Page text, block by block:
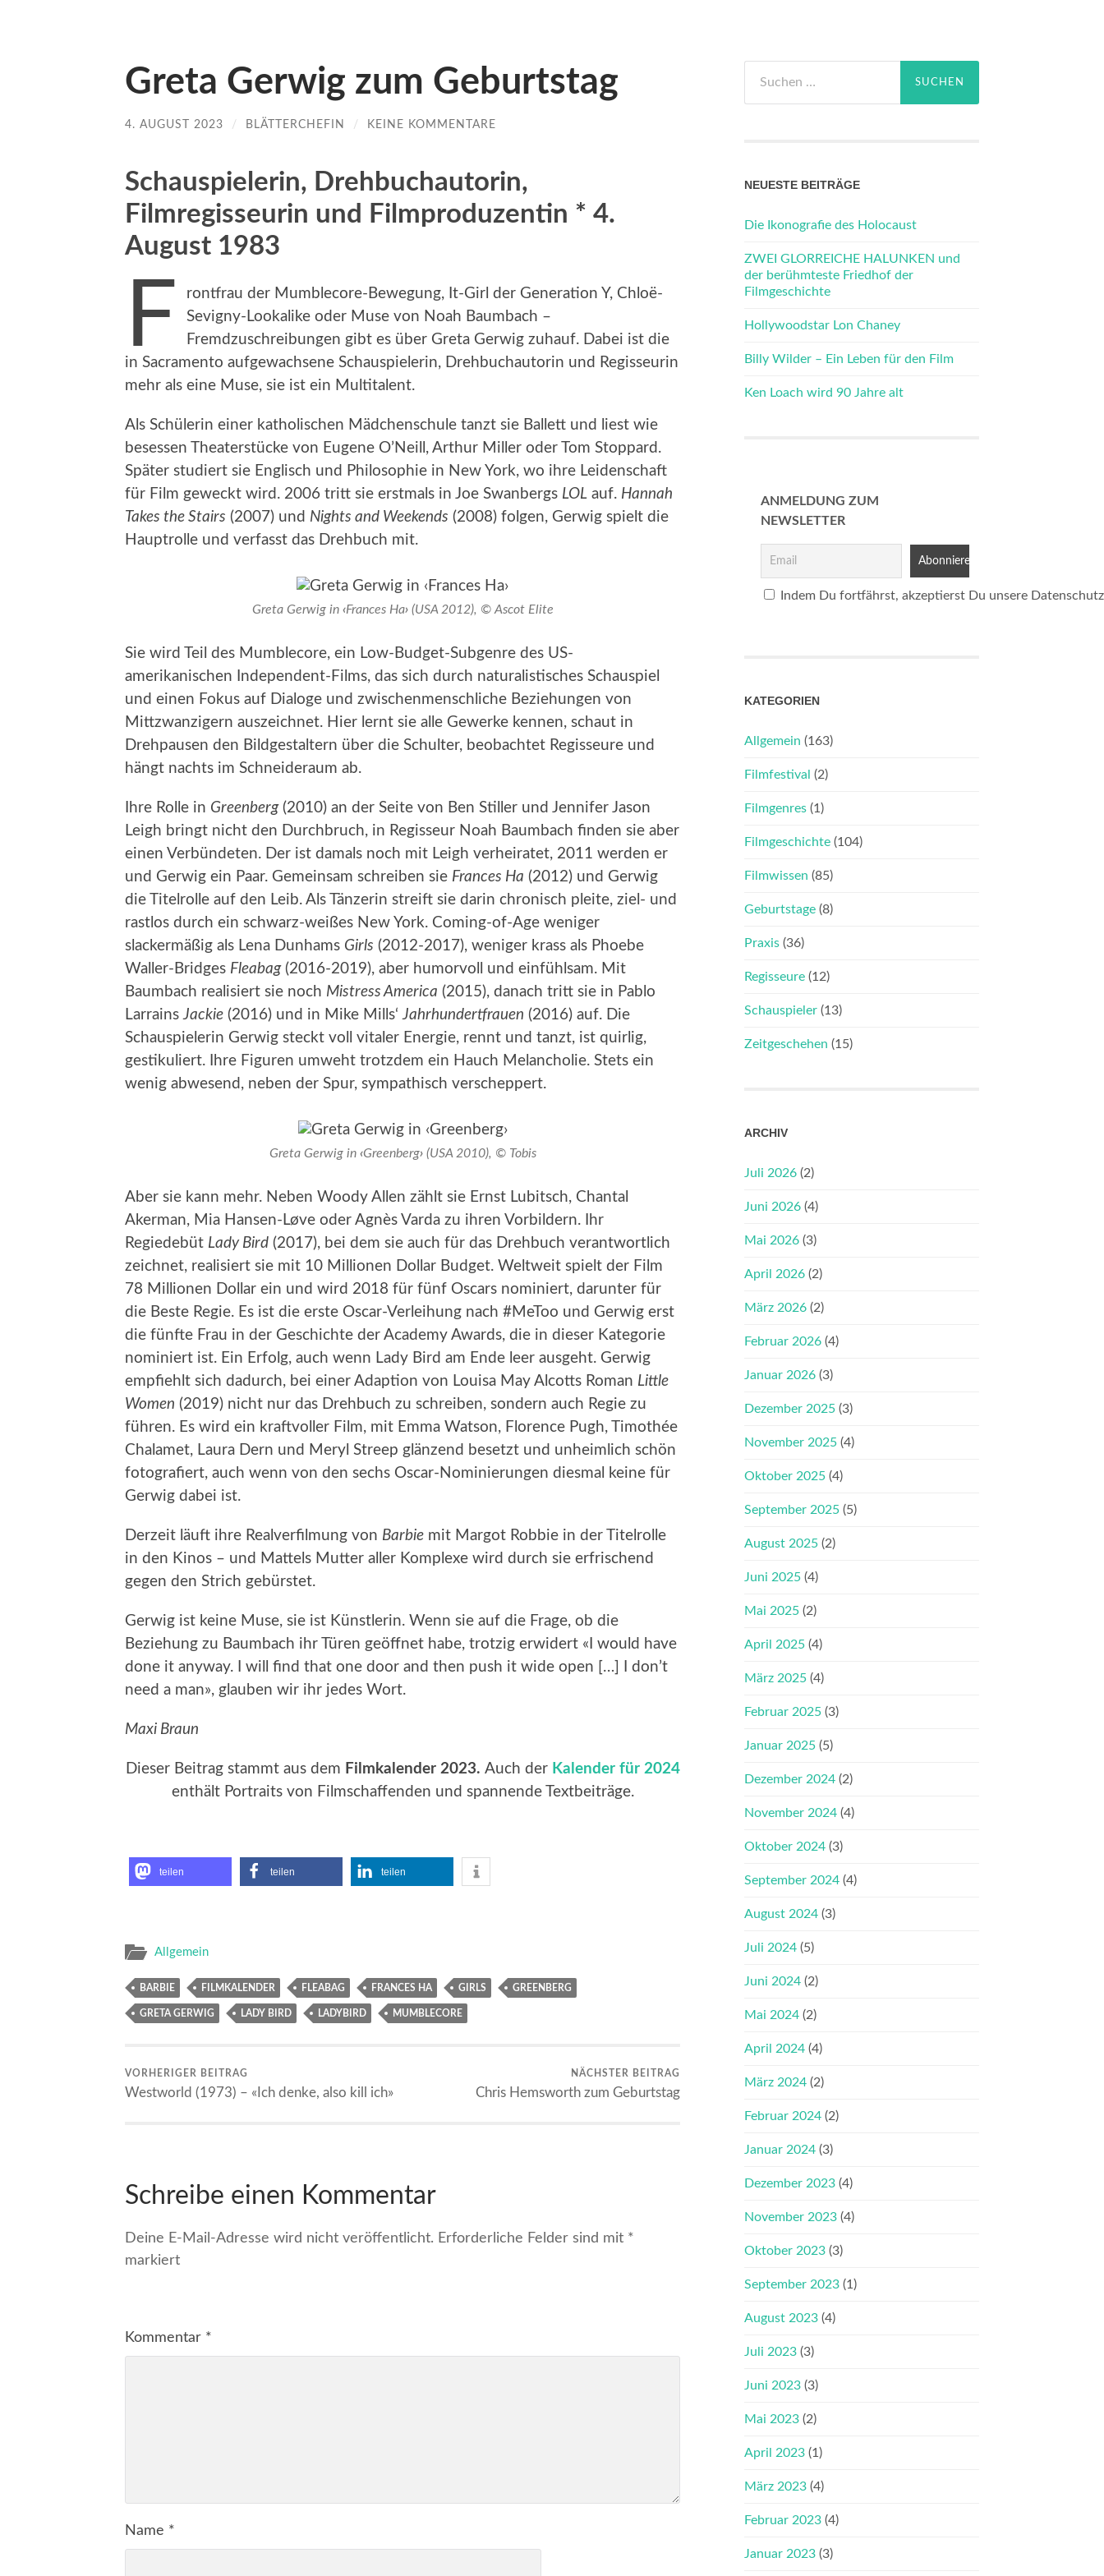
Greta Gerwig zum Geburtstag
4. AUGUST 2023 / BLÄTTERCHEFIN / KEINE KOMMENTARE
Schauspielerin, Drehbuchautorin,
Filmregisseurin und Filmproduzentin * 4.
August 1983
F
rontfrau der Mumblecore-Bewegung, It-Girl der Generation Y, Chloë-
Sevigny-Lookalike oder Muse von Noah Baumbach –
Fremdzuschreibungen gibt es über Greta Gerwig zuhauf. Dabei ist die
in Sacramento aufgewachsene Schauspielerin, Drehbuchautorin und Regisseurin
mehr als eine Muse, sie ist ein Multitalent.
Als Schülerin einer katholischen Mädchenschule tanzt sie Ballett und liest wie
besessen Theaterstücke von Eugene O’Neill, Arthur Miller oder Tom Stoppard.
Später studiert sie Englisch und Philosophie in New York, wo ihre Leidenschaft
für Film geweckt wird. 2006 tritt sie erstmals in Joe Swanbergs LOL auf. Hannah
Takes the Stairs (2007) und Nights and Weekends (2008) folgen, Gerwig spielt die
Hauptrolle und verfasst das Drehbuch mit.
Greta Gerwig in ‹Frances Ha›(USA 2012), © Ascot Elite
Sie wird Teil des Mumblecore, ein Low-Budget-Subgenre des US-
amerikanischen Independent-Films, das sich durch naturalistisches Schauspiel
und einen Fokus auf Dialoge und zwischenmenschliche Beziehungen von
Mittzwanzigern auszeichnet. Hier lernt sie alle Gewerke kennen, schaut in
Drehpausen den Bildgestaltern über die Schulter, beobachtet Regisseure und
hängt nachts im Schneideraum ab.
Ihre Rolle in Greenberg(2010) an der Seite von Ben Stiller und Jennifer Jason
Leigh bringt nicht den Durchbruch, in Regisseur Noah Baumbach finden sie aber
einen Verbündeten. Der ist damals noch mit Leigh verheiratet, 2011 werden er
und Gerwig ein Paar. Gemeinsam schreiben sie Frances Ha (2012) und Gerwig
die Titelrolle auf den Leib. Als Tänzerin streift sie darin chronisch pleite, ziel- und
rastlos durch ein schwarz-weißes New York. Coming-of-Age weniger
slackermäßig als Lena Dunhams Girls (2012-2017), weniger krass als Phoebe
Waller-Bridges Fleabag(2016-2019), aber humorvoll und einfühlsam. Mit
Baumbach realisiert sie noch Mistress America (2015), danach tritt sie in Pablo
Larrains Jackie (2016) und in Mike Mills‘ Jahrhundertfrauen (2016) auf. Die
Schauspielerin Gerwig steckt voll vitaler Energie, rennt und tanzt, ist quirlig,
gestikuliert. Ihre Figuren umweht trotzdem ein Hauch Melancholie. Stets ein
wenig abwesend, neben der Spur, sympathisch verscheppert.
Greta Gerwig in ‹Greenberg›(USA 2010), © Tobis
Aber sie kann mehr. Neben Woody Allen zählt sie Ernst Lubitsch, Chantal
Akerman, Mia Hansen-Løve oder Agnès Varda zu ihren Vorbildern. Ihr
Regiedebüt Lady Bird (2017), bei dem sie auch für das Drehbuch verantwortlich
zeichnet, realisiert sie mit 10 Millionen Dollar Budget. Weltweit spielt der Film
78 Millionen Dollar ein und wird 2018 für fünf Oscars nominiert, darunter für
die Beste Regie. Es ist die erste Oscar-Verleihung nach #MeToo und Gerwig erst
die fünfte Frau in der Geschichte der Academy Awards, die in dieser Kategorie
nominiert ist. Ein Erfolg, auch wenn Lady Bird am Ende leer ausgeht. Gerwig
empfiehlt sich dadurch, bei einer Adaption von Louisa May Alcotts Roman Little
Women (2019) nicht nur das Drehbuch zu schreiben, sondern auch Regie zu
führen. Es wird ein kraftvoller Film, mit Emma Watson, Florence Pugh, Timothée
Chalamet, Laura Dern und Meryl Streep glänzend besetzt und unheimlich schön
fotografiert, auch wenn von den sechs Oscar-Nominierungen diesmal keine für
Gerwig dabei ist.
Derzeit läuft ihre Realverfilmung von Barbie mit Margot Robbie in der Titelrolle
in den Kinos – und Mattels Mutter aller Komplexe wird durch sie erfrischend
gegen den Strich gebürstet.
Gerwig ist keine Muse, sie ist Künstlerin. Wenn sie auf die Frage, ob die
Beziehung zu Baumbach ihr Türen geöffnet habe, trotzig erwidert «I would have
done it anyway. I will find that one door and then push it wide open […] I don’t
need a man», glauben wir ihr jedes Wort.
Maxi Braun
Dieser Beitrag stammt aus dem Filmkalender 2023. Auch der Kalender für 2024
enthält Portraits von Filmschaffenden und spannende Textbeiträge.
teilen teilen teilen
Allgemein
BARBIE FILMKALENDER FLEABAG FRANCES HA GIRLS GREENBERG
GRETA GERWIG LADY BIRD LADYBIRD MUMBLECORE
VORHERIGER BEITRAG
Westworld (1973) – «Ich denke, also kill ich»
NÄCHSTER BEITRAG
Chris Hemsworth zum Geburtstag
Schreibe einen Kommentar
Deine E-Mail-Adresse wird nicht veröffentlicht. Erforderliche Felder sind mit *
markiert
Kommentar *
Name *
nach:
NEUESTE BEITRÄGE
Die Ikonografie des Holocaust
ZWEI GLORREICHE HALUNKEN und
der berühmteste Friedhof der
Filmgeschichte
Hollywoodstar Lon Chaney
Billy Wilder – Ein Leben für den Film
Ken Loach wird 90 Jahre alt
ANMELDUNG ZUM
NEWSLETTER
Indem Du fortfährst, akzeptierst Du unsere
KATEGORIEN
Allgemein (163)
Filmfestival (2)
Filmgenres (1)
Filmgeschichte (104)
Filmwissen (85)
Geburtstage (8)
Praxis (36)
Regisseure (12)
Schauspieler (13)
Zeitgeschehen (15)
ARCHIV
Juli 2026 (2)
Juni 2026 (4)
Mai 2026 (3)
April 2026 (2)
März 2026 (2)
Februar 2026 (4)
Januar 2026 (3)
Dezember 2025 (3)
November 2025 (4)
Oktober 2025 (4)
September 2025 (5)
August 2025 (2)
Juni 2025 (4)
Mai 2025 (2)
April 2025 (4)
März 2025 (4)
Februar 2025 (3)
Januar 2025 (5)
Dezember 2024 (2)
November 2024 (4)
Oktober 2024 (3)
September 2024 (4)
August 2024 (3)
Juli 2024 (5)
Juni 2024 (2)
Mai 2024 (2)
April 2024 (4)
März 2024 (2)
Februar 2024 (2)
Januar 2024 (3)
Dezember 2023 (4)
November 2023 (4)
Oktober 2023 (3)
September 2023 (1)
August 2023 (4)
Juli 2023 (3)
Juni 2023 (3)
Mai 2023 (2)
April 2023 (1)
März 2023 (4)
Februar 2023 (4)
Januar 2023 (3)